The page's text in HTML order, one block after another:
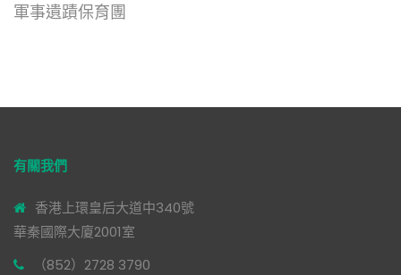
軍事遺蹟保育團
有關我們
香港上環皇后大道中340號
華秦國際大廈2001室
（852）2728 3790